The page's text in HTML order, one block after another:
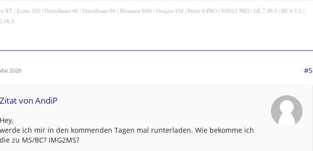
XT | Zumo 595 | DriveSmart 66 | DriveSmart 61 | Montana 680t | Oregon 450 | Fenix 6 PRO | WIN11 PRO | GE 7.29.0 | BC 4.7.5 |
2026 #5
Zitat von AndiP
Hey,
werde ich mir in den kommenden Tagen mal runterladen. Wie bekomme ich
die zu MS/BC? IMG2MS?